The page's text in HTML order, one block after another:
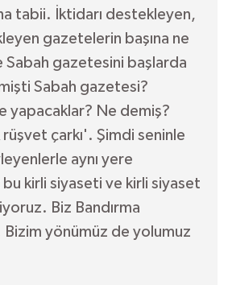
tabii. İktidarı destekleyen,
gazetelerin başına ne
Sabah gazetesini başlarda
Sabah gazetesi?
yapacaklar? Ne demiş?
çarkı'. Şimdi seninle
aynı yere
kirli siyaseti ve kirli siyaset
Biz Bandırma
Bizim yönümüz de yolumuz